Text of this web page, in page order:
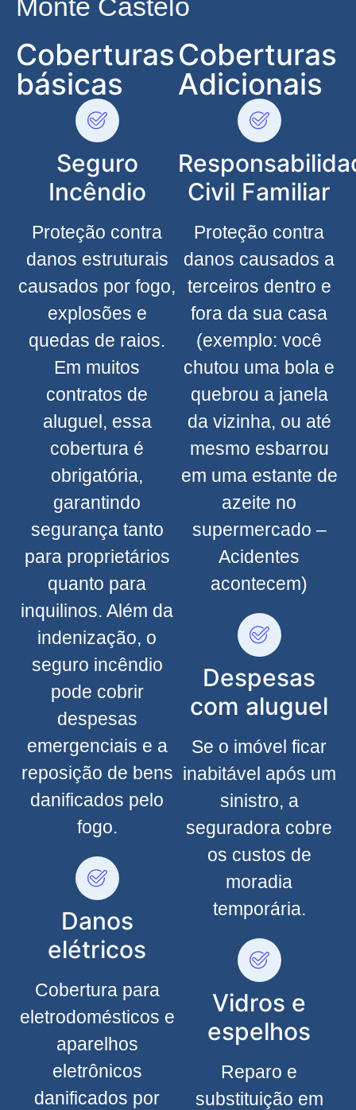
Coberturas
básicas
Seguro
Incêndio
Proteção contra
danos estruturais
causados por fogo,
explosões e
quedas de raios.
Em muitos
contratos de
aluguel, essa
cobertura é
obrigatória,
garantindo
segurança tanto
para proprietários
quanto para
inquilinos. Além da
indenização, o
seguro incêndio
pode cobrir
despesas
emergenciais e a
reposição de bens
danificados pelo
fogo.
Danos
elétricos
Cobertura para
eletrodomésticos e
aparelhos
eletrônicos
danificados por
Coberturas
Adicionais
Civil Familiar
Proteção contra
danos causados a
terceiros dentro e
fora da sua casa
(exemplo: você
chutou uma bola e
quebrou a janela
da vizinha, ou até
mesmo esbarrou
em uma estante de
azeite no
supermercado –
Acidentes
acontecem)
Despesas
com aluguel
Se o imóvel ficar
inabitável após um
sinistro, a
seguradora cobre
os custos de
moradia
temporária.
Vidros e
espelhos
Reparo e
substituição em